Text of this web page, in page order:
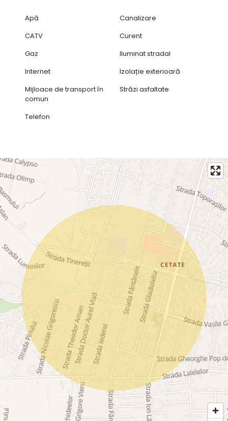
Apă
Canalizare
CATV
Curent
Gaz
Iluminat stradal
Internet
Izolație exterioară
Mijloace de transport în
comun
Străzi asfaltate
Telefon